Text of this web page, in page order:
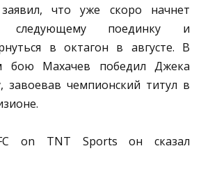
что уже скоро начнет
следующему поединку и
в октагон в августе. В
бою Махачев победил Джека
завоевав чемпионский титул в
on TNT Sports он сказал